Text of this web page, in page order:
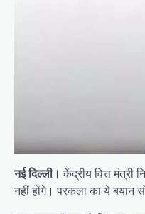
नई दिल्ली। केंद्रीय वित्त मंत्री
नहीं होंगे। परकला का ये बयान